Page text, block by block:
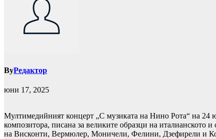
ByРедактор
юни 17, 2025
Мултимедийният концерт „С музиката на Нино Рота“ на 24
композитора, писана за великите образци на италианското
на Висконти, Вермюлер, Моничели, Фелини, Дзефирели и